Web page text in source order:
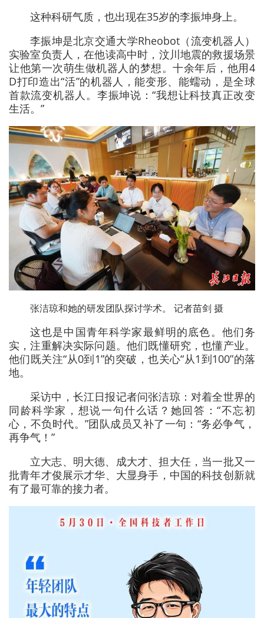
这种科研气质，也出现在35岁的李振坤身上。
李振坤是北京交通大学Rheobot（流变机器人）
实验室负责人，在他读高中时，汶川地震的救援场景
让他第一次萌生做机器人的梦想。十余年后，他用4
D打印造出“活”的机器人，能变形、能蠕动，是全球
首款流变机器人。李振坤说：“我想让科技真正改变
生活。”
张洁琼和她的研发团队探讨学术。 记者苗剑 摄
这也是中国青年科学家最鲜明的底色。他们务
实，注重解决实际问题。他们既懂研究，也懂产业。
他们既关注“从0到1”的突破，也关心“从1到100”的落
地。
采访中，长江日报记者问张洁琼：对着全世界的
同龄科学家，想说一句什么话？她回答：“不忘初
心，不负时代。”团队成员又补了一句：“务必争气，
再争气！”
立大志、明大德、成大才、担大任，当一批又一
批青年才俊展示才华、大显身手，中国的科技创新就
有了最可靠的接力者。